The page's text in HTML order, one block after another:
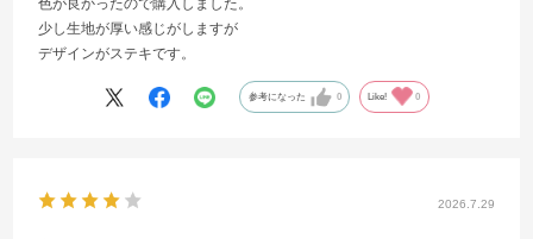
色が良かったので購入しました。
少し生地が厚い感じがしますが
デザインがステキです。
参考になった 0 Like! 0
2026.7.29